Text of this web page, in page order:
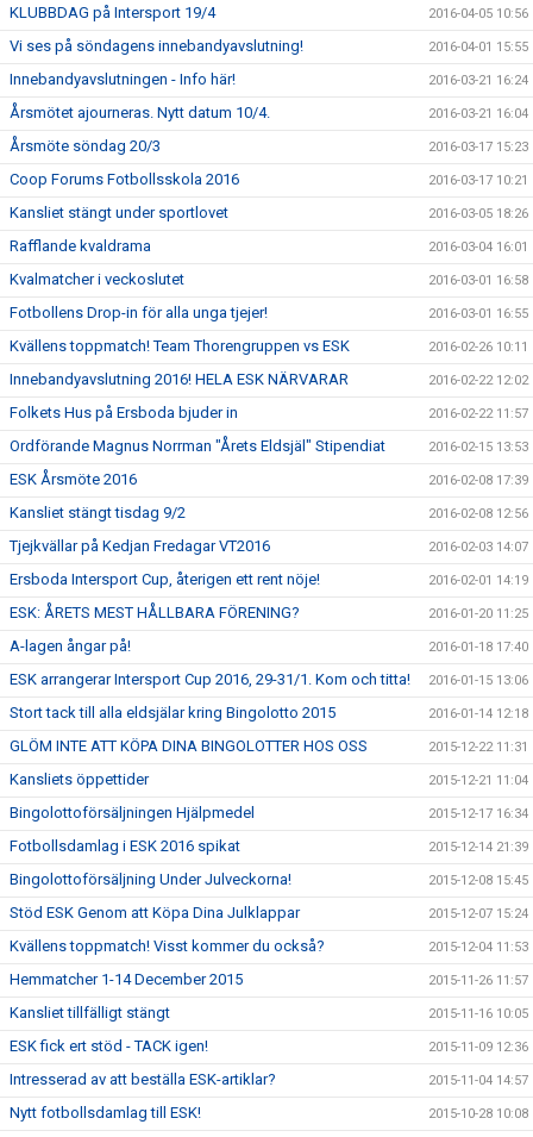
KLUBBDAG på Intersport 19/4 2016-04-05 10:56
Vi ses på söndagens innebandyavslutning! 2016-04-01 15:55
Innebandyavslutningen - Info här! 2016-03-21 16:24
Årsmötet ajourneras. Nytt datum 10/4. 2016-03-21 16:04
Årsmöte söndag 20/3 2016-03-17 15:23
Coop Forums Fotbollsskola 2016 2016-03-17 10:21
Kansliet stängt under sportlovet 2016-03-05 18:26
Rafflande kvaldrama 2016-03-04 16:01
Kvalmatcher i veckoslutet 2016-03-01 16:58
Fotbollens Drop-in för alla unga tjejer! 2016-03-01 16:55
Kvällens toppmatch! Team Thorengruppen vs ESK 2016-02-26 10:11
Innebandyavslutning 2016! HELA ESK NÄRVARAR 2016-02-22 12:02
Folkets Hus på Ersboda bjuder in 2016-02-22 11:57
Ordförande Magnus Norrman "Årets Eldsjäl" Stipendiat 2016-02-15 13:53
ESK Årsmöte 2016 2016-02-08 17:39
Kansliet stängt tisdag 9/2 2016-02-08 12:56
Tjejkvällar på Kedjan Fredagar VT2016 2016-02-03 14:07
Ersboda Intersport Cup, återigen ett rent nöje! 2016-02-01 14:19
ESK: ÅRETS MEST HÅLLBARA FÖRENING? 2016-01-20 11:25
A-lagen ångar på! 2016-01-18 17:40
ESK arrangerar Intersport Cup 2016, 29-31/1. Kom och titta! 2016-01-15 13:06
Stort tack till alla eldsjälar kring Bingolotto 2015 2016-01-14 12:18
GLÖM INTE ATT KÖPA DINA BINGOLOTTER HOS OSS 2015-12-22 11:31
Kansliets öppettider 2015-12-21 11:04
Bingolottoförsäljningen Hjälpmedel 2015-12-17 16:34
Fotbollsdamlag i ESK 2016 spikat 2015-12-14 21:39
Bingolottoförsäljning Under Julveckorna! 2015-12-08 15:45
Stöd ESK Genom att Köpa Dina Julklappar 2015-12-07 15:24
Kvällens toppmatch! Visst kommer du också? 2015-12-04 11:53
Hemmatcher 1-14 December 2015 2015-11-26 11:57
Kansliet tillfälligt stängt 2015-11-16 10:05
ESK fick ert stöd - TACK igen! 2015-11-09 12:36
Intresserad av att beställa ESK-artiklar? 2015-11-04 14:57
Nytt fotbollsdamlag till ESK! 2015-10-28 10:08